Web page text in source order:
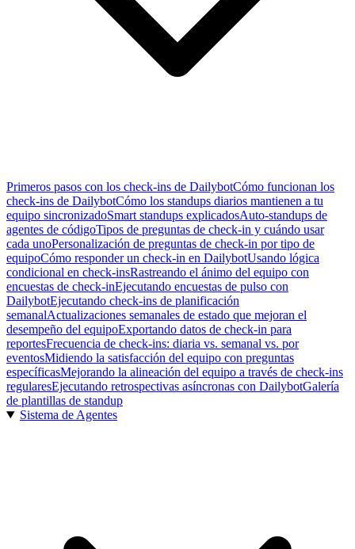
Primeros pasos con los check-ins de DailybotCómo funcionan los
check-ins de DailybotCómo los standups diarios mantienen a tu
equipo sincronizadoSmart standups explicadosAuto-standups de
agentes de códigoTipos de preguntas de check-in y cuándo usar
cada unoPersonalización de preguntas de check-in por tipo de
equipoCómo responder un check-in en DailybotUsando lógica
condicional en check-insRastreando el ánimo del equipo con
encuestas de check-inEjecutando encuestas de pulso con
DailybotEjecutando check-ins de planificación
semanalActualizaciones semanales de estado que mejoran el
desempeño del equipoExportando datos de check-in para
reportesFrecuencia de check-ins: diaria vs. semanal vs. por
eventosMidiendo la satisfacción del equipo con preguntas
específicasMejorando la alineación del equipo a través de check-ins
regularesEjecutando retrospectivas asíncronas con DailybotGalería
de plantillas de standup
Sistema de Agentes